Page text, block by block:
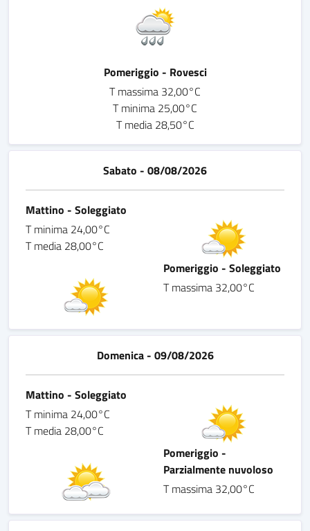
Pomeriggio - Rovesci
T massima 32,00°C
T minima 25,00°C
T media 28,50°C
Sabato - 08/08/2026
Mattino - Soleggiato
T minima 24,00°C
T media 28,00°C
Pomeriggio - Soleggiato
T massima 32,00°C
Domenica - 09/08/2026
Mattino - Soleggiato
T minima 24,00°C
T media 28,00°C
Pomeriggio -
Parzialmente nuvoloso
T massima 32,00°C